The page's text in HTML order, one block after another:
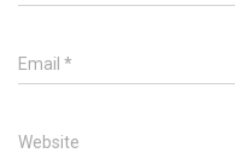
Email *
Website